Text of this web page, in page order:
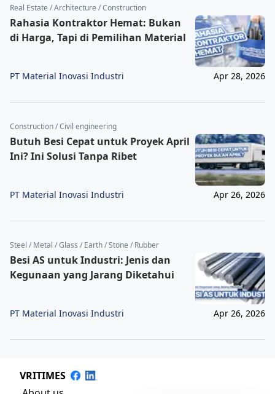
Real Estate / Architecture / Construction
Rahasia Kontraktor Hemat: Bukan
di Harga, Tapi di Pemilihan Material
PT Material Inovasi Industri Apr 28, 2026
Construction / Civil engineering
Butuh Besi Cepat untuk Proyek April
Ini? Ini Solusi Tanpa Ribet
PT Material Inovasi Industri Apr 26, 2026
Steel / Metal / Glass / Earth / Stone / Rubber
Besi AS untuk Industri: Jenis dan
Kegunaan yang Jarang Diketahui
PT Material Inovasi Industri Apr 26, 2026
VRITIMES